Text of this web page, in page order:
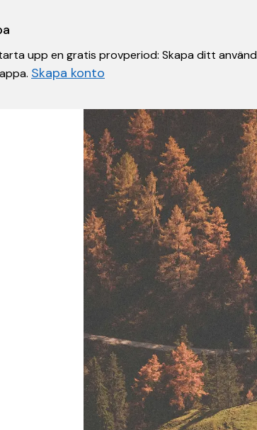
upp en gratis provperiod: Skapa ditt
Skapa konto